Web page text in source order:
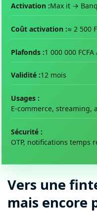
Activation :Max it →
Coût activation :≈ 2 500
Plafonds :1 000 000
Validité :12 mois
Usages :
E-commerce, streaming,
Sécurité :
OTP, notifications temps
Vers une
mais encore